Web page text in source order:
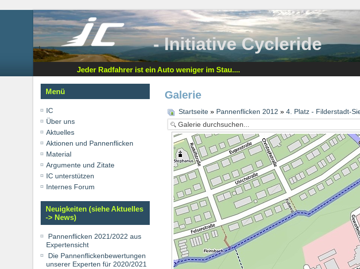
- Initiative Cycleride
Jeder Radfahrer ist ein Auto weniger im Stau....
Menü
IC
Über uns
Aktuelles
Aktionen und Pannenflicken
Material
Argumente und Zitate
IC unterstützen
Internes Forum
Neuigkeiten (siehe Aktuelles
-> News)
Pannenflicken 2021/2022 aus
Expertensicht
Die Pannenflickenbewertungen
unserer Experten für 2020/2021
Galerie
Startseite » Pannenflicken 2012 »4. Platz - Filderstadt-